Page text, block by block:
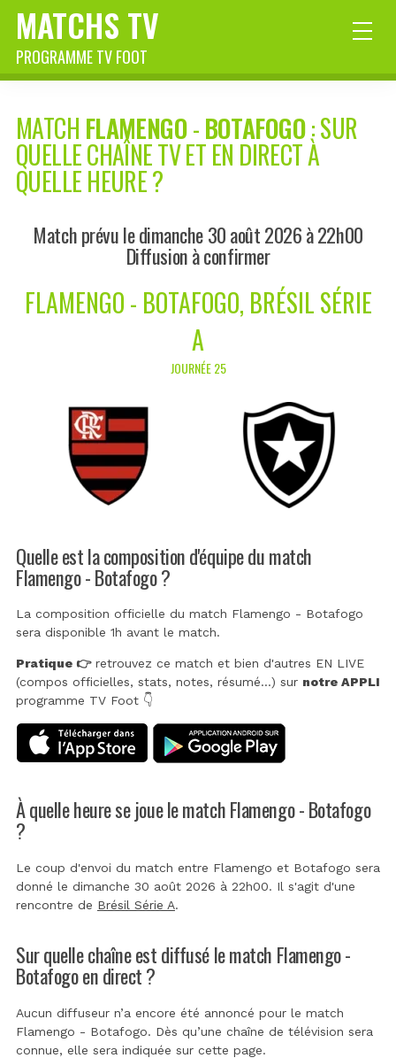
MATCHS TV
PROGRAMME TV FOOT
MATCH FLAMENGO-BOTAFOGO: SUR
QUELLE CHAÎNE TV ET EN DIRECT À
QUELLE HEURE ?
Match prévu le dimanche 30 août 2026 à 22h00
Diffusion à confirmer
FLAMENGO - BOTAFOGO, BRÉSIL SÉRIE
A
JOURNÉE 25
Quelle est la composition d'équipe du match
Flamengo - Botafogo ?
La composition officielle du match Flamengo - Botafogo
sera disponible 1h avant le match.
Pratique 👉retrouvez ce match et bien d'autres EN LIVE
(compos officielles, stats, notes, résumé...) sur notre APPLI
programme TV Foot 👇
À quelle heure se joue le match Flamengo - Botafogo
?
Le coup d'envoi du match entre Flamengo et Botafogo sera
donné le dimanche 30 août 2026 à 22h00. Il s'agit d'une
rencontre de Brésil Série A.
Sur quelle chaîne est diffusé le match Flamengo -
Botafogo en direct ?
Aucun diffuseur n’a encore été annoncé pour le match
Flamengo - Botafogo. Dès qu’une chaîne de télévision sera
connue, elle sera indiquée sur cette page.